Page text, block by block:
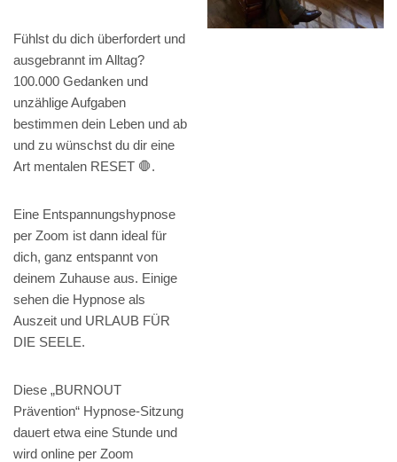
Fühlst du dich überfordert und
ausgebrannt im Alltag?
100.000 Gedanken und
unzählige Aufgaben
bestimmen dein Leben und ab
und zu wünschst du dir eine
Art mentalen RESET 🛑.
Eine Entspannungshypnose
per Zoom ist dann ideal für
dich, ganz entspannt von
deinem Zuhause aus. Einige
sehen die Hypnose als
Auszeit und URLAUB FÜR
DIE SEELE.
Diese „BURNOUT
Prävention“ Hypnose-Sitzung
dauert etwa eine Stunde und
wird online per Zoom